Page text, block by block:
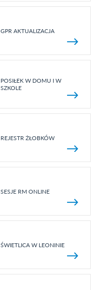
GPR AKTUALIZACJA
POSIŁEK W DOMU I W
SZKOLE
REJESTR ŻŁOBKÓW
SESJE RM ONLINE
ŚWIETLICA W LEONINIE